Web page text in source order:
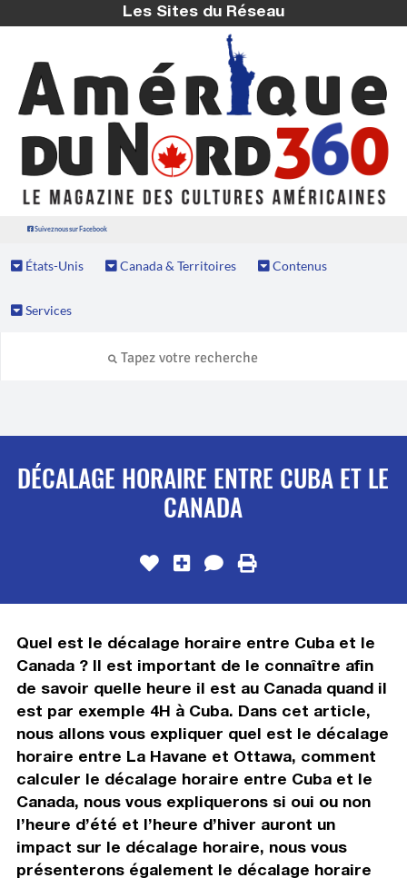
Les Sites du Réseau
Suivez nous sur Facebook
États-Unis Canada & Territoires Contenus
Services
DÉCALAGE HORAIRE ENTRE CUBA ET LE
CANADA
Quel est le décalage horaire entre Cuba et le
Canada ? Il est important de le connaître afin
de savoir quelle heure il est au Canada quand il
est par exemple 4H à Cuba. Dans cet article,
nous allons vous expliquer quel est le décalage
horaire entre La Havane et Ottawa, comment
calculer le décalage horaire entre Cuba et le
Canada, nous vous expliquerons si oui ou non
l’heure d’été et l’heure d’hiver auront un
impact sur le décalage horaire, nous vous
présenterons également le décalage horaire